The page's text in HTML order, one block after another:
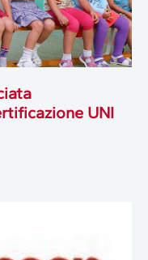
UNI